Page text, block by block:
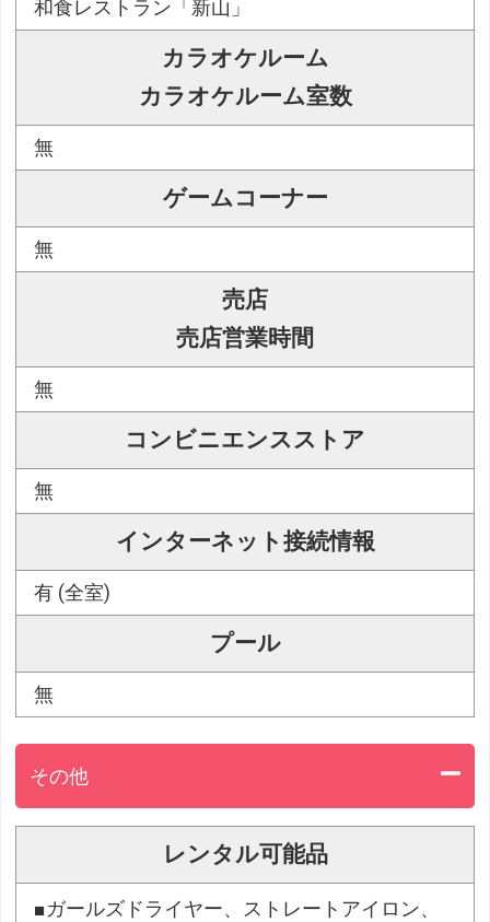
和食レストラン「新山」
カラオケルーム
カラオケルーム室数
無
ゲームコーナー
無
売店
売店営業時間
無
コンビニエンスストア
無
インターネット接続情報
有 (全室)
プール
無
その他
レンタル可能品
■ガールズドライヤー、ストレートアイロン、